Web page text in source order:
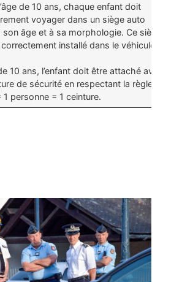
de 10 ans, chaque enfant doit
voyager dans un siège auto
âge et à sa morphologie. Ce siège
installé dans le véhicule.
10 ans, l’enfant doit être attaché avec
de sécurité en respectant la règle :
1 personne = 1 ceinture.